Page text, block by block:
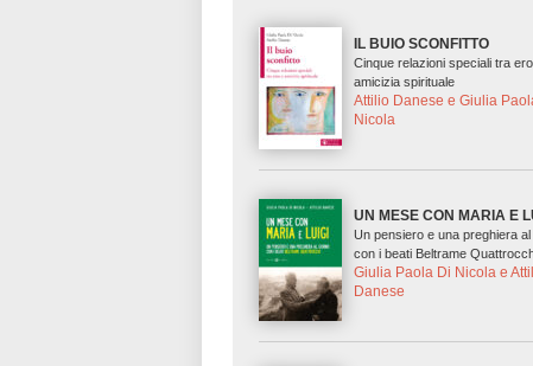
IL BUIO SCONFITTO
Cinque relazioni speciali tra
amicizia spirituale
Attilio Danese e Giulia
Nicola
UN MESE CON MARIA E
Un pensiero e una preghiera
con i beati Beltrame
Giulia Paola Di Nicola e
Danese